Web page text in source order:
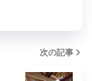
次の記事